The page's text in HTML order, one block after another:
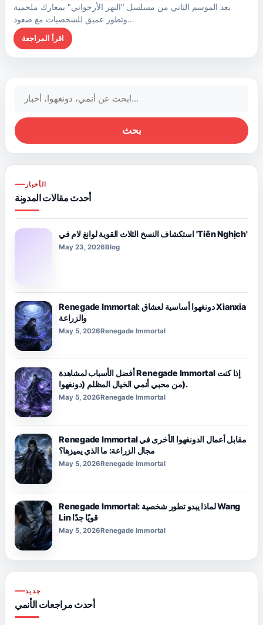
يعد الموسم الثاني من مسلسل "النهر الأرجواني" بمعارك ملحمية
وتطور عميق للشخصيات مع صعود…
اقرأ المراجعة
البحث
بحث
الأخبار
أحدث مقالات المدونة
استكشاف النسخ الثلاث القوية لوانغ لام في 'Tiên Nghịch'
May 23, 2026Blog
Renegade Immortal: دونغهوا أساسية لعشاق Xianxia
والزراعة
May 5, 2026Renegade Immortal
أفضل الأسباب لمشاهدة Renegade Immortal إذا كنت
من محبي أنمي الخيال المظلم (دونغهوا).
May 5, 2026Renegade Immortal
Renegade Immortal مقابل أعمال الدونغهوا الأخرى في
مجال الزراعة: ما الذي يميزها؟
May 5, 2026Renegade Immortal
Renegade Immortal: لماذا يبدو تطور شخصية Wang
Lin قويًا جدًا
May 5, 2026Renegade Immortal
جديد
أحدث مراجعات الأنمي